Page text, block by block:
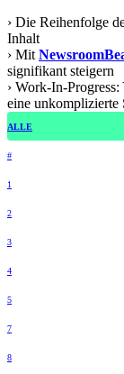
› Die Reihenfolge
Inhalt
› Mit
signifikant steigern
› Work-In-
eine unkomplizierte
ALLE
#
1
2
3
4
5
7
8